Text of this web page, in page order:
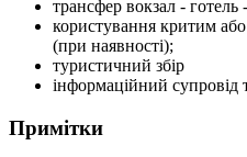
трансфер вокзал - готель
користування критим
(при наявності);
туристичний збір
інформаційний супровід
Примітки